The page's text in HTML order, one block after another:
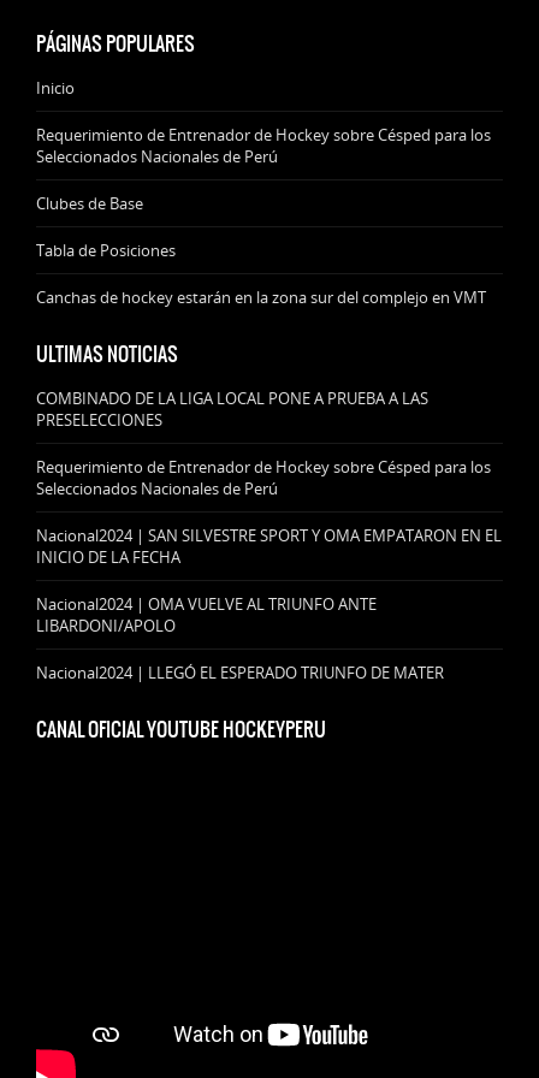
PÁGINAS POPULARES
Inicio
Requerimiento de Entrenador de Hockey sobre Césped para los
Seleccionados Nacionales de Perú
Clubes de Base
Tabla de Posiciones
Canchas de hockey estarán en la zona sur del complejo en VMT
ULTIMAS NOTICIAS
COMBINADO DE LA LIGA LOCAL PONE A PRUEBA A LAS
PRESELECCIONES
Requerimiento de Entrenador de Hockey sobre Césped para los
Seleccionados Nacionales de Perú
Nacional2024 | SAN SILVESTRE SPORT Y OMA EMPATARON EN EL
INICIO DE LA FECHA
Nacional2024 | OMA VUELVE AL TRIUNFO ANTE
LIBARDONI/APOLO
Nacional2024 | LLEGÓ EL ESPERADO TRIUNFO DE MATER
CANAL OFICIAL YOUTUBE HOCKEYPERU